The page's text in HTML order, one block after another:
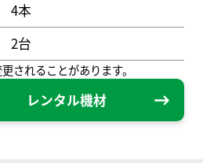
4本
2台
されることがあります。
レンタル機材